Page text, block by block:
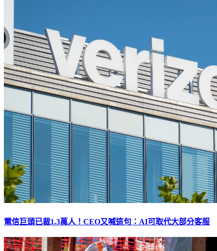
電信巨頭已裁1.3萬人！CEO又喊這句：AI可取代大部分客服